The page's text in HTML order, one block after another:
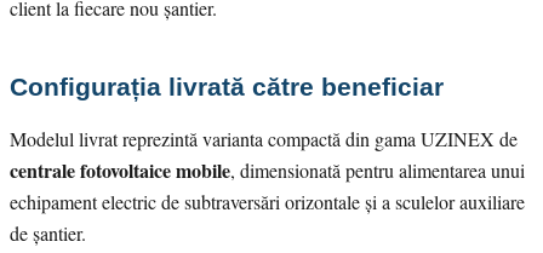
client la fiecare nou șantier.
Configurația livrată către beneficiar
Modelul livrat reprezintă varianta compactă din gama UZINEX de
centrale fotovoltaice mobile, dimensionată pentru alimentarea unui
echipament electric de subtraversări orizontale și a sculelor auxiliare
de șantier.